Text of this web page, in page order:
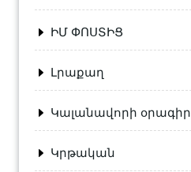
ԻՄ ՓՈՍՏԻՑ
Լրաքաղ
Կալանավորի օրագիր
Կրթական